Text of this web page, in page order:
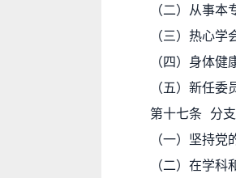
（二）从事
（三）热心
（四）身体
（五）新任
第十七条 分
（一）坚持
（二）在学